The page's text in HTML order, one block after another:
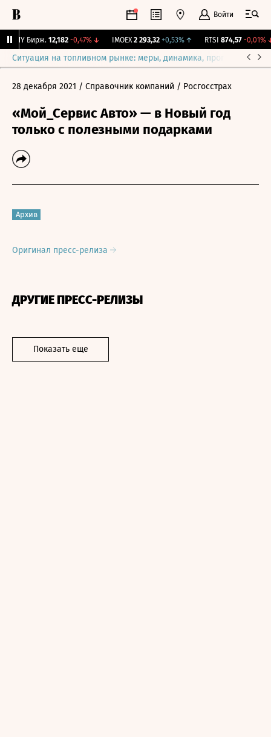
Войти
CNY Бирж. 12,182 -0,47%↓ IMOEX 2 293,32 +0,53%↑ RTSI 874,57 -0,01% ↓
Ситуация на топливном рынке: меры, динамика, прогнозы
28 декабря 2021 / Справочник компаний / Росгосстрах
«Мой_Сервис Авто» — в Новый год
только с полезными подарками
Архив
Оригинал пресс-релиза
ДРУГИЕ ПРЕСС-РЕЛИЗЫ
Показать еще